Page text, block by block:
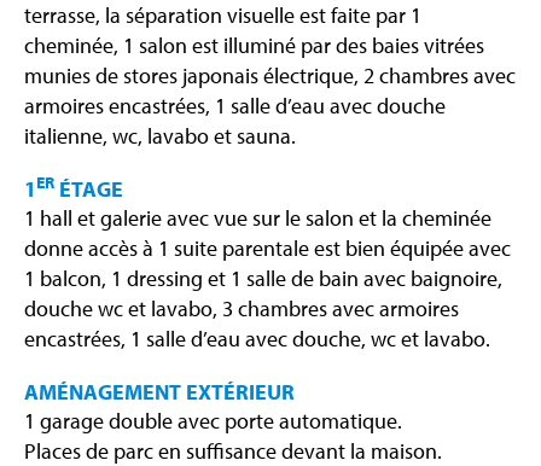
terrasse, la séparation visuelle est faite par 1
cheminée, 1 salon est illuminé par des baies vitrées
munies de stores japonais électrique, 2 chambres avec
armoires encastrées, 1 salle d’eau avec douche
italienne, wc, lavabo et sauna.
1 ER ÉTAGE
1 hall et galerie avec vue sur le salon et la cheminée
donne accès à 1 suite parentale est bien équipée avec
1 balcon, 1 dressing et 1 salle de bain avec baignoire,
douche wc et lavabo, 3 chambres avec armoires
encastrées, 1 salle d’eau avec douche, wc et lavabo.
AMÉNAGEMENT EXTÉRIEUR
1 garage double avec porte automatique.
Places de parc en suffisance devant la maison.